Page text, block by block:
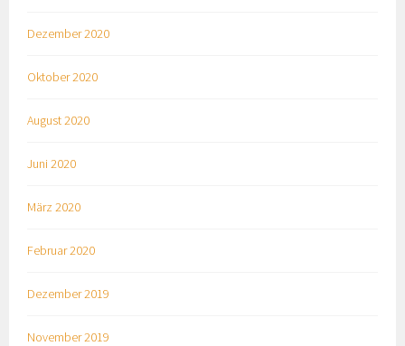
Dezember 2020
Oktober 2020
August 2020
Juni 2020
März 2020
Februar 2020
Dezember 2019
November 2019